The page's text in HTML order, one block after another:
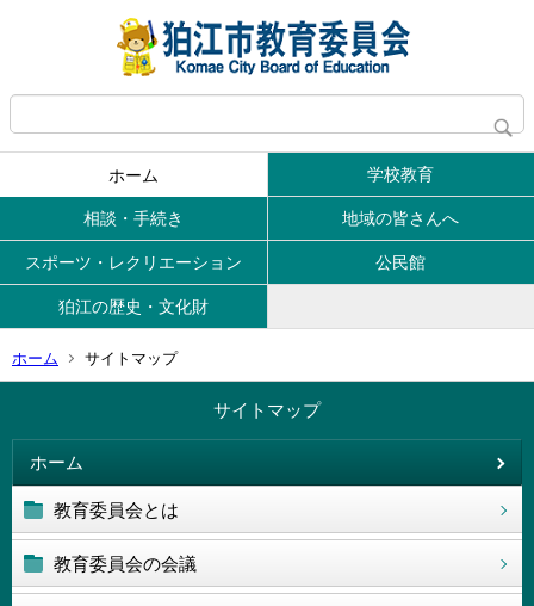
ホーム 学校教育
相談・手続き 地域の皆さんへ
スポーツ・レクリエーション 公民館
狛江の歴史・文化財
ホーム サイトマップ
サイトマップ
ホーム
教育委員会とは
教育委員会の会議